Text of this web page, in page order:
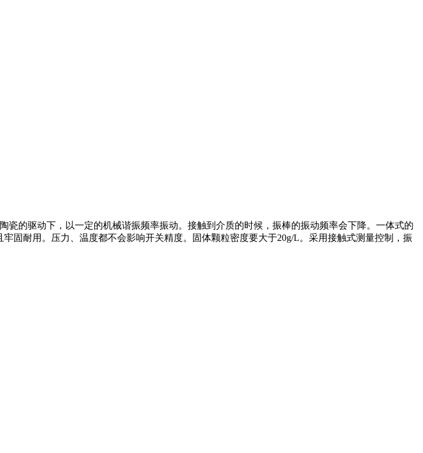
驱动下，以一定的机械谐振频率振动。接触到介质的时候，振棒的振动频率会下降。一体式的
固耐用。压力、温度都不会影响开关精度。固体颗粒密度要大于20g/L。采用接触式测量控制，振